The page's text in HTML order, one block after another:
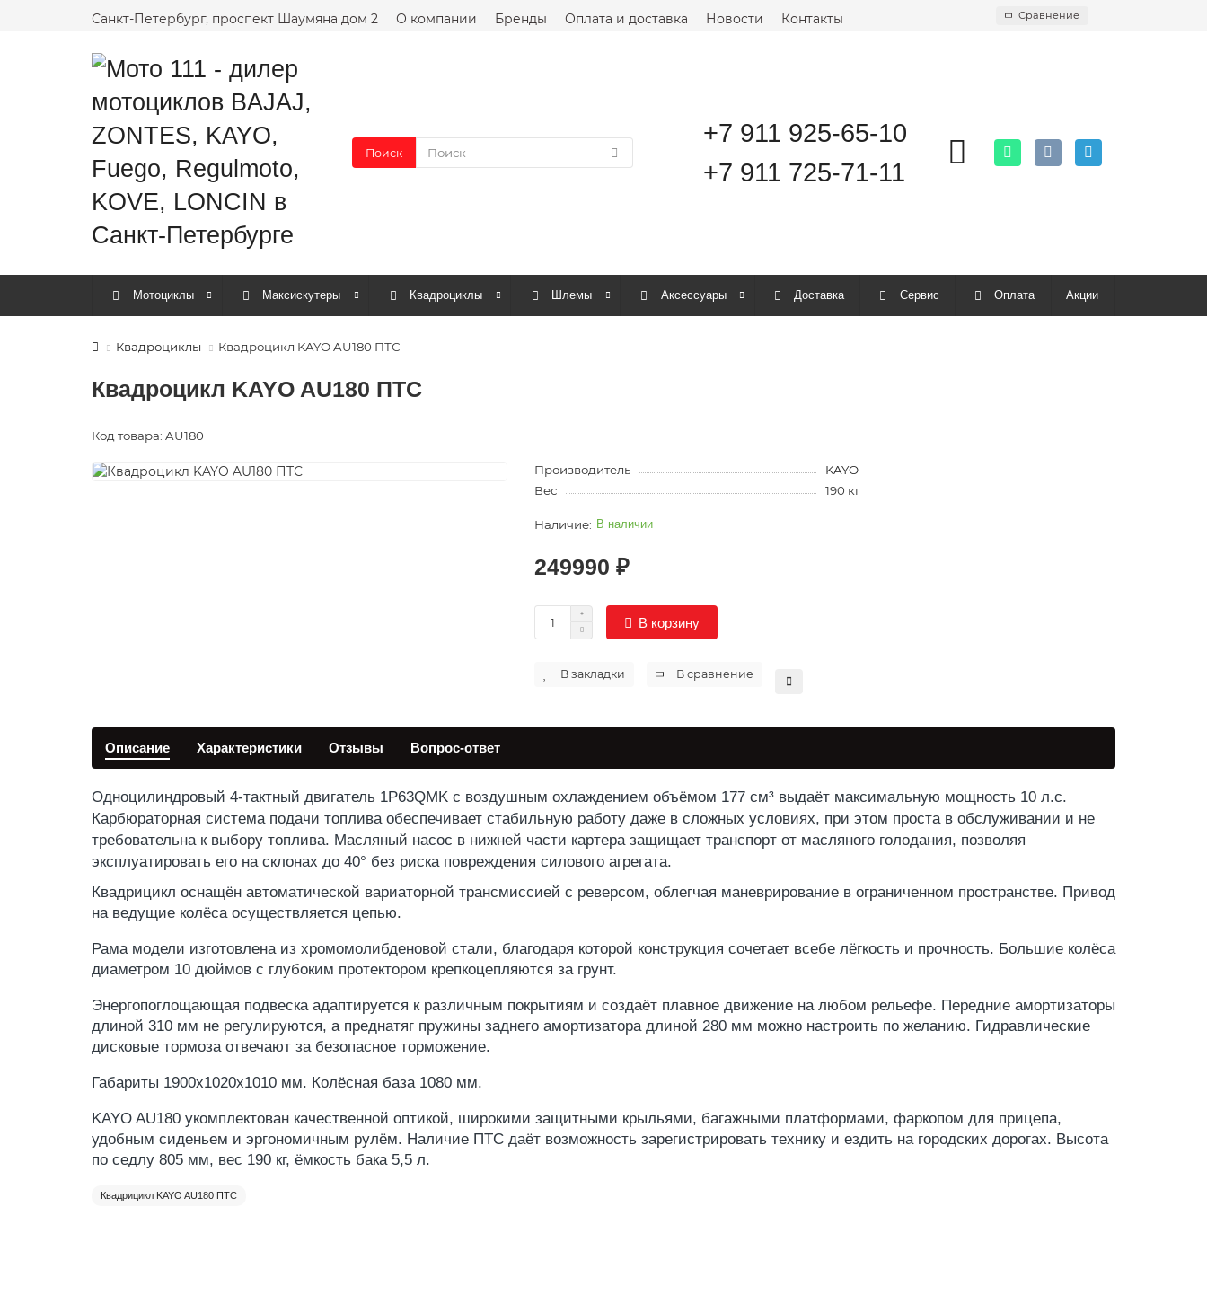
Санкт-Петербург, проспект Шаумяна дом 2 О компании Бренды Оплата и доставка Новости Контакты Сравнение
Поиск
+7 911 925-65-10
+7 911 725-71-11
Мотоциклы Максискутеры Квадроциклы Шлемы Аксессуары Доставка Сервис Оплата Акции
Квадроциклы Квадроцикл KAYO AU180 ПТС
Квадроцикл KAYO AU180 ПТС
Код товара: AU180
Производитель
KAYO
Вес
190 кг
В наличии
249990 ₽
В корзину
В закладки В сравнение
Описание Характеристики Отзывы Вопрос-ответ
Одноцилиндровый 4-тактный двигатель 1P63QMK с воздушным охлаждением объёмом 177 см³ выдаёт максимальную мощность 10 л.с.
Карбюраторная система подачи топлива обеспечивает стабильную работу даже в сложных условиях, при этом проста в обслуживании и не
требовательна к выбору топлива. Масляный насос в нижней части картера защищает транспорт от масляного голодания, позволяя
эксплуатировать его на склонах до 40° без риска повреждения силового агрегата.
Квадрицикл оснащён автоматической вариаторной трансмиссией с реверсом, облегчая маневрирование в ограниченном пространстве. Привод
на ведущие колёса осуществляется цепью.
Рама модели изготовлена из хромомолибденовой стали, благодаря которой конструкция сочетает всебе лёгкость и прочность. Большие колёса
диаметром 10 дюймов с глубоким протектором крепкоцепляются за грунт.
Энергопоглощающая подвеска адаптируется к различным покрытиям и создаёт плавное движение на любом рельефе. Передние амортизаторы
длиной 310 мм не регулируются, а преднатяг пружины заднего амортизатора длиной 280 мм можно настроить по желанию. Гидравлические
дисковые тормоза отвечают за безопасное торможение.
Габариты 1900х1020х1010 мм. Колёсная база 1080 мм.
KAYO AU180 укомплектован качественной оптикой, широкими защитными крыльями, багажными платформами, фаркопом для прицепа,
удобным сиденьем и эргономичным рулём. Наличие ПТС даёт возможность зарегистрировать технику и ездить на городских дорогах. Высота
по седлу 805 мм, вес 190 кг, ёмкость бака 5,5 л.
Квадрицикл KAYO AU180 ПТС